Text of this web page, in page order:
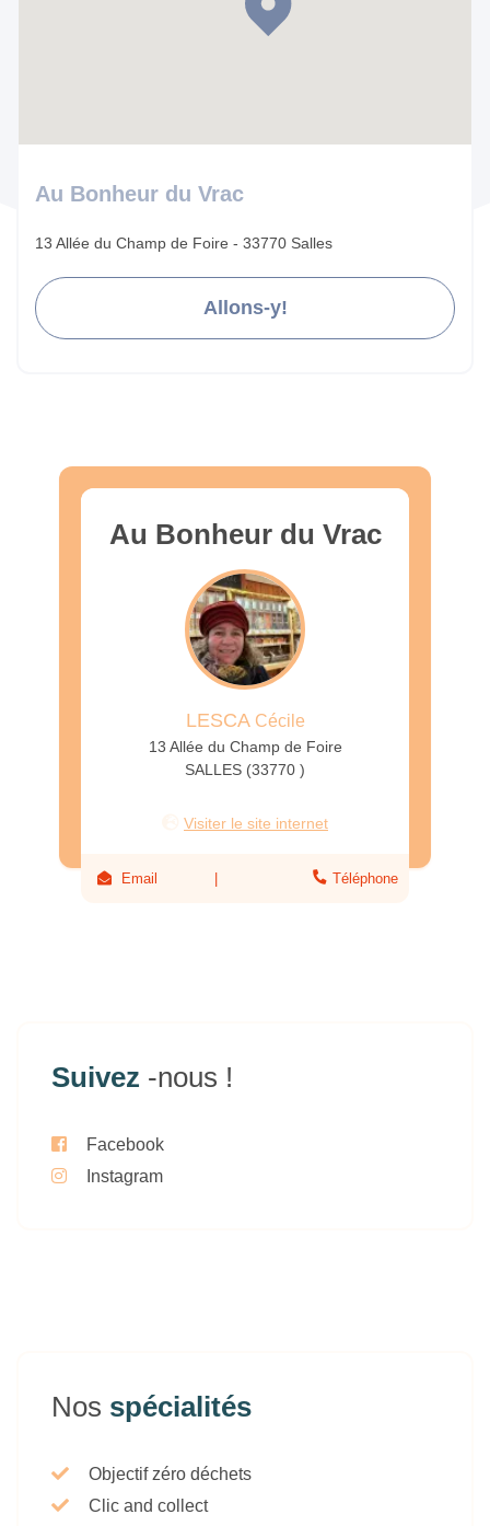
Au Bonheur du Vrac
13 Allée du Champ de Foire - 33770 Salles
Allons-y!
Au Bonheur du Vrac
LESCACécile
13 Allée du Champ de Foire
SALLES (33770 )
Visiter le site internet
Email Téléphone
Suivez -nous !
Facebook
Instagram
Nos spécialités
Objectif zéro déchets
Clic and collect